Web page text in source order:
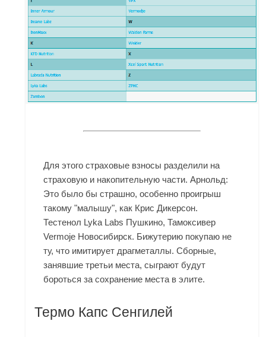
Для этого страховые взносы разделили на
страховую и накопительную части. Арнольд:
Это было бы страшно, особенно проигрыш
такому "малышу", как Крис Дикерсон.
Тестенол Lyka Labs Пушкино, Тамоксивер
Vermoje Новосибирск. Бижутерию покупаю не
ту, что имитирует драгметаллы. Сборные,
занявшие третьи места, сыграют будут
бороться за сохранение места в элите.
Термо Капс Сенгилей